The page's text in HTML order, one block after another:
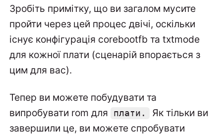
Зробіть примітку, що ви загалом мусите
пройти через цей процес двічі, оскільки
існує конфігурація corebootfb та txtmode
для кожної плати (сценарій впорається з
цим для вас).
Тепер ви можете побудувати та
випробувати rom для
плати.
Як тільки ви
завершили це, ви можете спробувати